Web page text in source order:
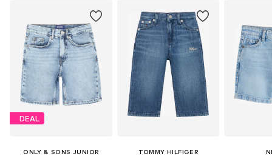
DEAL
ONLY & SONS JUNIOR TOMMY HILFIGER